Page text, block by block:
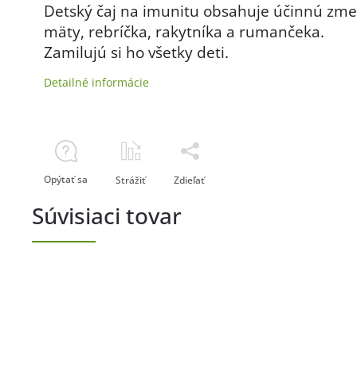
Detský čaj na imunitu obsahuje účinnú
mäty, rebríčka, rakytníka a rumančeka.
Zamilujú si ho všetky deti.
Detailné informácie
Opýtať sa Strážiť Zdieľať
Súvisiaci tovar